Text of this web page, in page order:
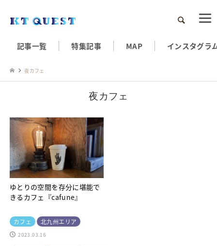
検索
記事一覧 特集記事 MAP インスタグラ
夜カフェ
夜カフェ
ゆとりの空間を存分に堪能で
きるカフェ『cafune』
カフェ 北九州エリア
2023.03.16